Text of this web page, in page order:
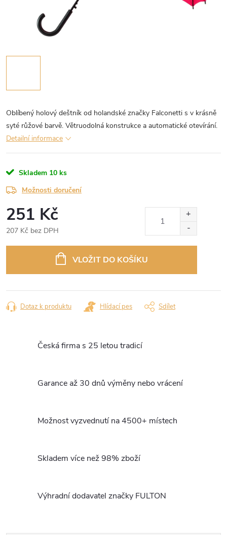
Oblíbený holový deštník od holandské značky Falconetti s v krásně
syté růžové barvě. Větruodolná konstrukce a automatické otevírání.
Detailní informace
Skladem 10 ks
Možnosti doručení
251 Kč
207 Kč bez DPH
VLOŽIT DO KOŠÍKU
Dotaz k produktu Hlídací pes Sdílet
Česká firma s 25 letou tradicí
Garance až 30 dnů výměny nebo vrácení
Možnost vyzvednutí na 4500+ místech
Skladem více než 98% zboží
Výhradní dodavatel značky FULTON